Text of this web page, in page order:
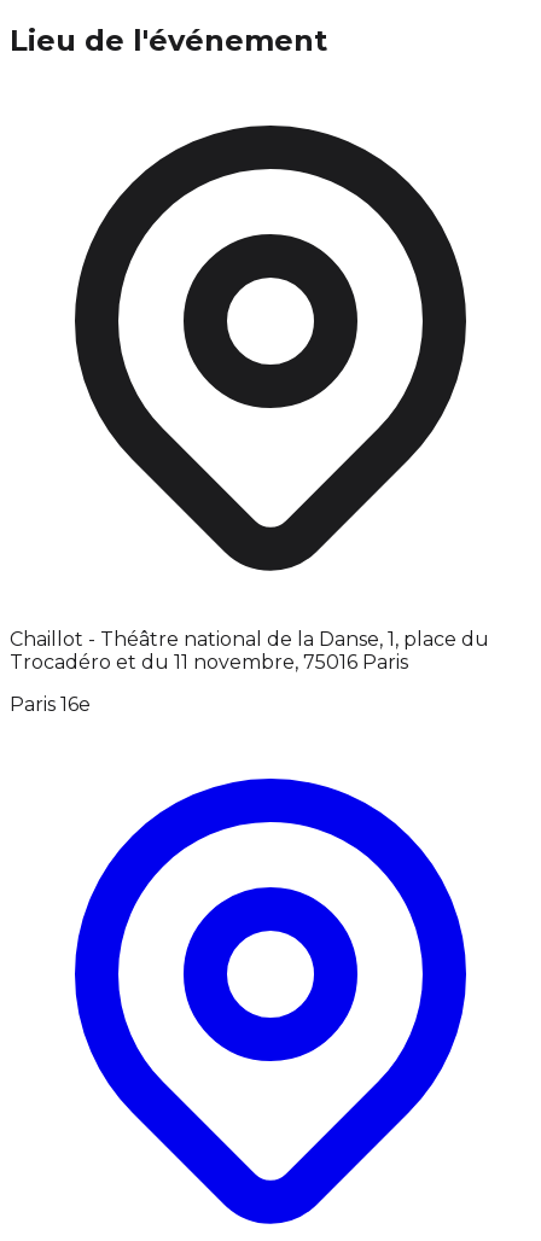
Lieu de l'événement
Chaillot - Théâtre national de la Danse, 1, place du
Trocadéro et du 11 novembre, 75016 Paris
Paris 16e